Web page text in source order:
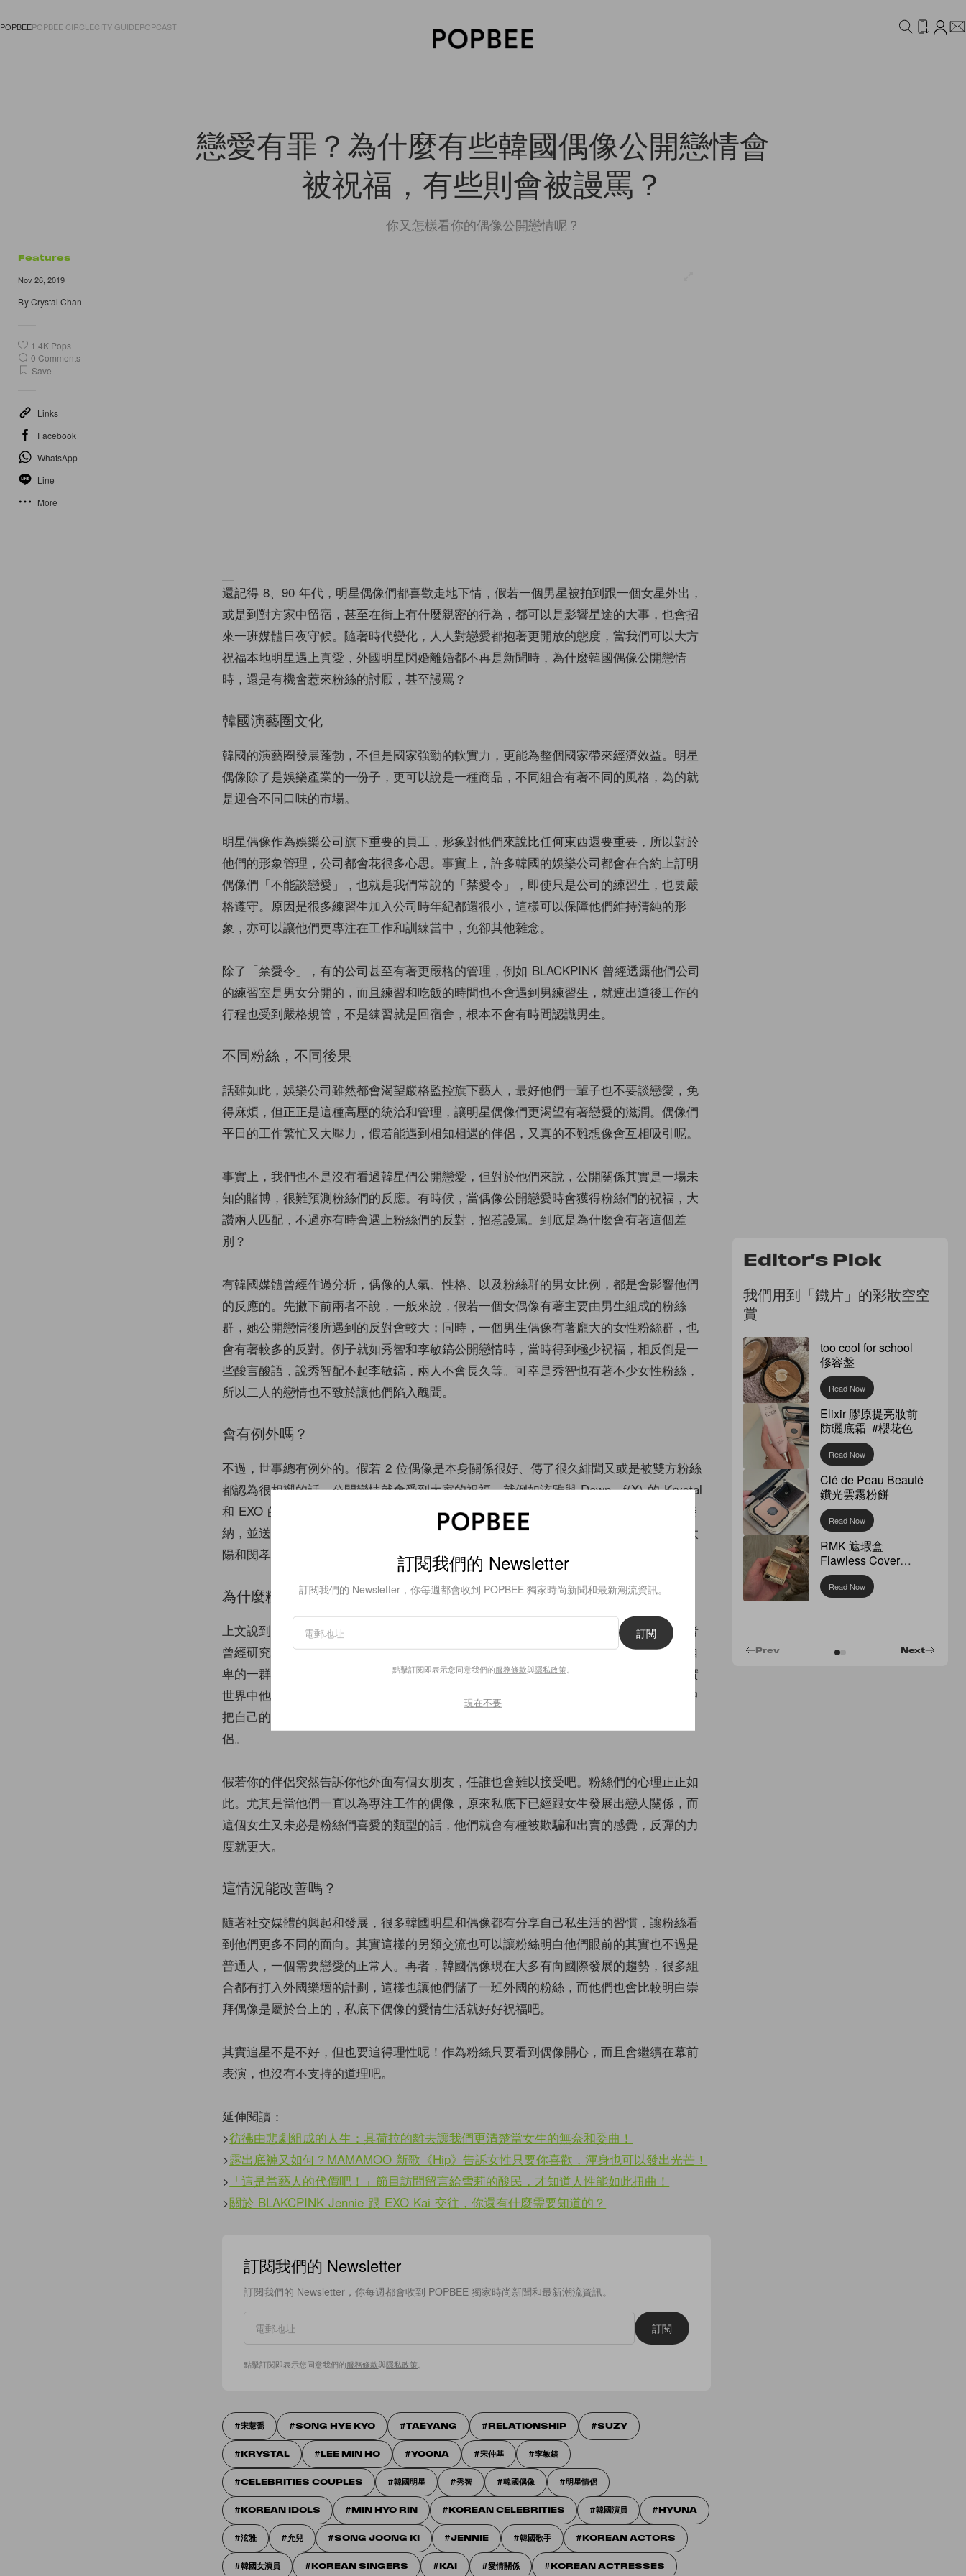
POPBEEPOPBEE CIRCLECITY GUIDEPOPCAST
戀愛有罪？為什麼有些韓國偶像公開戀情會
被祝福，有些則會被謾罵？
你又怎樣看你的偶像公開戀情呢？
Features
Nov 26, 2019
ByCrystal Chan
1.4K Pops
0 Comments
Save
Links
Facebook
WhatsApp
Line
More
還記得 8、90 年代，明星偶像們都喜歡走地下情，假若一個男星被拍到跟一個女星外出，
或是到對方家中留宿，甚至在街上有什麼親密的行為，都可以是影響星途的大事，也會招
來一班媒體日夜守候。隨著時代變化，人人對戀愛都抱著更開放的態度，當我們可以大方
祝福本地明星遇上真愛，外國明星閃婚離婚都不再是新聞時，為什麼韓國偶像公開戀情
時，還是有機會惹來粉絲的討厭，甚至謾罵？
韓國演藝圈文化
韓國的演藝圈發展蓬勃，不但是國家強勁的軟實力，更能為整個國家帶來經濟效益。明星
偶像除了是娛樂產業的一份子，更可以說是一種商品，不同組合有著不同的風格，為的就
是迎合不同口味的市場。
明星偶像作為娛樂公司旗下重要的員工，形象對他們來說比任何東西還要重要，所以對於
他們的形象管理，公司都會花很多心思。事實上，許多韓國的娛樂公司都會在合約上訂明
偶像們「不能談戀愛」，也就是我們常說的「禁愛令」，即使只是公司的練習生，也要嚴
格遵守。原因是很多練習生加入公司時年紀都還很小，這樣可以保障他們維持清純的形
象，亦可以讓他們更專注在工作和訓練當中，免卻其他雜念。
除了「禁愛令」，有的公司甚至有著更嚴格的管理，例如 BLACKPINK 曾經透露他們公司
的練習室是男女分開的，而且練習和吃飯的時間也不會遇到男練習生，就連出道後工作的
行程也受到嚴格規管，不是練習就是回宿舍，根本不會有時間認識男生。
不同粉絲，不同後果
話雖如此，娛樂公司雖然都會渴望嚴格監控旗下藝人，最好他們一輩子也不要談戀愛，免
得麻煩，但正正是這種高壓的統治和管理，讓明星偶像們更渴望有著戀愛的滋潤。偶像們
平日的工作繁忙又大壓力，假若能遇到相知相遇的伴侶，又真的不難想像會互相吸引呢。
事實上，我們也不是沒有看過韓星們公開戀愛，但對於他們來說，公開關係其實是一場未
知的賭博，很難預測粉絲們的反應。有時候，當偶像公開戀愛時會獲得粉絲們的祝福，大
讚兩人匹配，不過亦有時會遇上粉絲們的反對，招惹謾罵。到底是為什麼會有著這個差
別？
有韓國媒體曾經作過分析，偶像的人氣、性格、以及粉絲群的男女比例，都是會影響他們
的反應的。先撇下前兩者不說，一般來說，假若一個女偶像有著主要由男生組成的粉絲
群，她公開戀情後所遇到的反對會較大；同時，一個男生偶像有著龐大的女性粉絲群，也
會有著較多的反對。例子就如秀智和李敏鎬公開戀情時，當時得到極少祝福，相反倒是一
些酸言酸語，說秀智配不起李敏鎬，兩人不會長久等。可幸是秀智也有著不少女性粉絲，
所以二人的戀情也不致於讓他們陷入醜聞。
會有例外嗎？
不過，世事總有例外的。假若 2 位偶像是本身關係很好、傳了很久緋聞又或是被雙方粉絲
都認為很相襯的話，公開戀情就會受到大家的祝福。就例如泫雅與 Dawn、f(X) 的 Krystal
和 EXO 的 Kai 、允兒和李勝基、宋慧喬和宋仲基等，都是一宣佈戀情就獲得雙方粉絲接
納，並送上祝福。另外，假若偶像拍拖的時間越長，粉絲們能接受的程度也越高，例如太
陽和閔孝琳、金宇彬和申敏兒、秀英和鄭敬淏等。
為什麼粉絲會有這樣的反應？
上文說到，韓國的偶像通常被打造成「商品」，為的就是要吸引粉絲們追星。有外國學者
曾經研究粉絲們追星的心理，認為粉絲們通常有著比較低的自我評價，屬於社會上比較自
卑的一群，而追星這個行為可以讓他們跟明星偶像建立出一種虛擬的關係，用作彌補現實
世界中他們無法建立的關係所帶來的空虛感覺。說白一點，追星這個過程會讓粉絲無形中
把自己的感情真實地投射到偶像身上，不但覺得自己是偶像的朋友，甚至會是家人和伴
侶。
假若你的伴侶突然告訴你他外面有個女朋友，任誰也會難以接受吧。粉絲們的心理正正如
此。尤其是當他們一直以為專注工作的偶像，原來私底下已經跟女生發展出戀人關係，而
這個女生又未必是粉絲們喜愛的類型的話，他們就會有種被欺騙和出賣的感覺，反彈的力
度就更大。
這情況能改善嗎？
隨著社交媒體的興起和發展，很多韓國明星和偶像都有分享自己私生活的習慣，讓粉絲看
到他們更多不同的面向。其實這樣的另類交流也可以讓粉絲明白他們眼前的其實也不過是
普通人，一個需要戀愛的正常人。再者，韓國偶像現在大多有向國際發展的趨勢，很多組
合都有打入外國樂壇的計劃，這樣也讓他們儲了一班外國的粉絲，而他們也會比較明白崇
拜偶像是屬於台上的，私底下偶像的愛情生活就好好祝福吧。
其實追星不是不好，但也要追得理性呢！作為粉絲只要看到偶像開心，而且會繼續在幕前
表演，也沒有不支持的道理吧。
延伸閱讀：
>彷彿由悲劇組成的人生：具荷拉的離去讓我們更清楚當女生的無奈和委曲！
>露出底褲又如何？MAMAMOO 新歌《Hip》告訴女性只要你喜歡，渾身也可以發出光芒！
> 「這是當藝人的代價吧！」節目訪問留言給雪莉的酸民，才知道人性能如此扭曲！
>關於 BLAKCPINK Jennie 跟 EXO Kai 交往，你還有什麼需要知道的？
訂閱我們的 Newsletter
訂閱我們的 Newsletter，你每週都會收到 POPBEE 獨家時尚新聞和最新潮流資訊。
訂閱
點擊訂閱即表示您同意我們的服務條款與隱私政策
宋慧喬 SONG HYE KYO TAEYANG RELATIONSHIP SUZY
KRYSTAL LEE MIN HO YOONA 宋仲基 李敏鎬
CELEBRITIES COUPLES 韓國明星 秀智 韓國偶像 明星情侶
KOREAN IDOLS MIN HYO RIN KOREAN CELEBRITIES 韓國演員 HYUNA
泫雅 允兒 SONG JOONG KI JENNIE 韓國歌手 KOREAN ACTORS
韓國女演員 KOREAN SINGERS KAI 愛情關係 KOREAN ACTRESSES
Editor's Pick
我們用到「鐵片」的彩妝空空
賞
too cool for school
修容盤
Read Now
Elixir 膠原提亮妝前
防曬底霜 #櫻花色
Read Now
Clé de Peau Beauté
鑽光雲霧粉餅
Read Now
RMK 遮瑕盒
Flawless Cover
Concealer
Read Now
Next
Prev
訂閱我們的 Newsletter
訂閱我們的 Newsletter，你每週都會收到 POPBEE 獨家時尚新聞和最新潮流資訊。
訂閱
點擊訂閱即表示您同意我們的服務條款與隱私政策。
現在不要